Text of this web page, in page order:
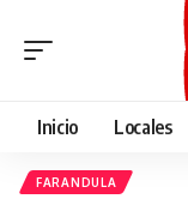
Inicio Locales
FARANDULA